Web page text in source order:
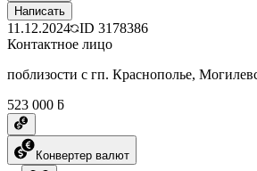
Написать
11.12.2024 ID 3178386
Контактное лицо
поблизости с гп. Краснополье,
523 000 ƃ
Конвертер валют